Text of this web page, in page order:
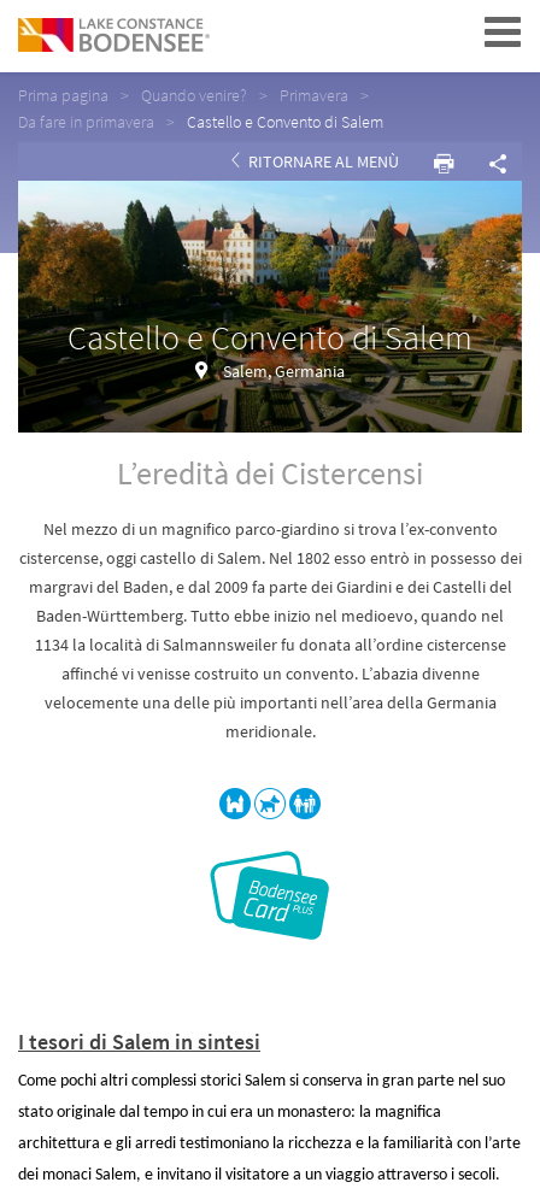
Navigation
Prima pagina Quando venire?
Primavera
Da fare in primavera
Castello e Convento di Salem
RITORNARE AL MENÙ
Castello e Convento di Salem
Salem, Germania
L’eredità dei Cistercensi
Nel mezzo di un magnifico parco-giardino si trova l’ex-convento
cistercense, oggi castello di Salem. Nel 1802 esso entrò in possesso dei
margravi del Baden, e dal 2009 fa parte dei Giardini e dei Castelli del
Baden-Württemberg. Tutto ebbe inizio nel medioevo, quando nel
1134 la località di Salmannsweiler fu donata all’ordine cistercense
affinché vi venisse costruito un convento. L’abazia divenne
velocemente una delle più importanti nell’area della Germania
meridionale.
I tesori di Salem in sintesi
Come pochi altri complessi storici Salem si conserva in gran parte nel suo
stato originale dal tempo in cui era un monastero: la magnifica
architettura e gli arredi testimoniano la ricchezza e la familiarità con l’arte
dei monaci Salem, e invitano il visitatore a un viaggio attraverso i secoli.